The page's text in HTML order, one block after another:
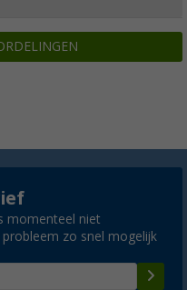
momenteel niet
zo snel mogelijk